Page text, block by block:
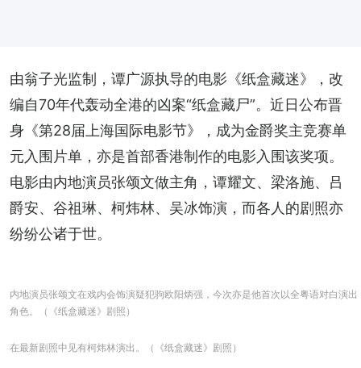
由翁子光监制，谭广源执导的电影《纸盒藏迷》，改
编自70年代轰动全港的凶案“纸盒藏尸”。近日公布晋
身《第28届上海国际电影节》，成为金爵奖主竞赛单
元入围片单，亦是首部香港制作的电影入围该奖项。
电影由内地演员张颂文做主角，谭耀文、梁洛施、吕
爵安、谷祖琳、柯炜林、吴冰饰演，而各人的剧照亦
纷纷公诸于世。
内地演员张颂文在戏内会饰演疑犯驹欧阳炳强，今次亦是他首次以全粤语对白演出
角色。（《纸盒藏迷》剧照）
在最新剧照中见有柯炜林演出。（《纸盒藏迷》剧照）